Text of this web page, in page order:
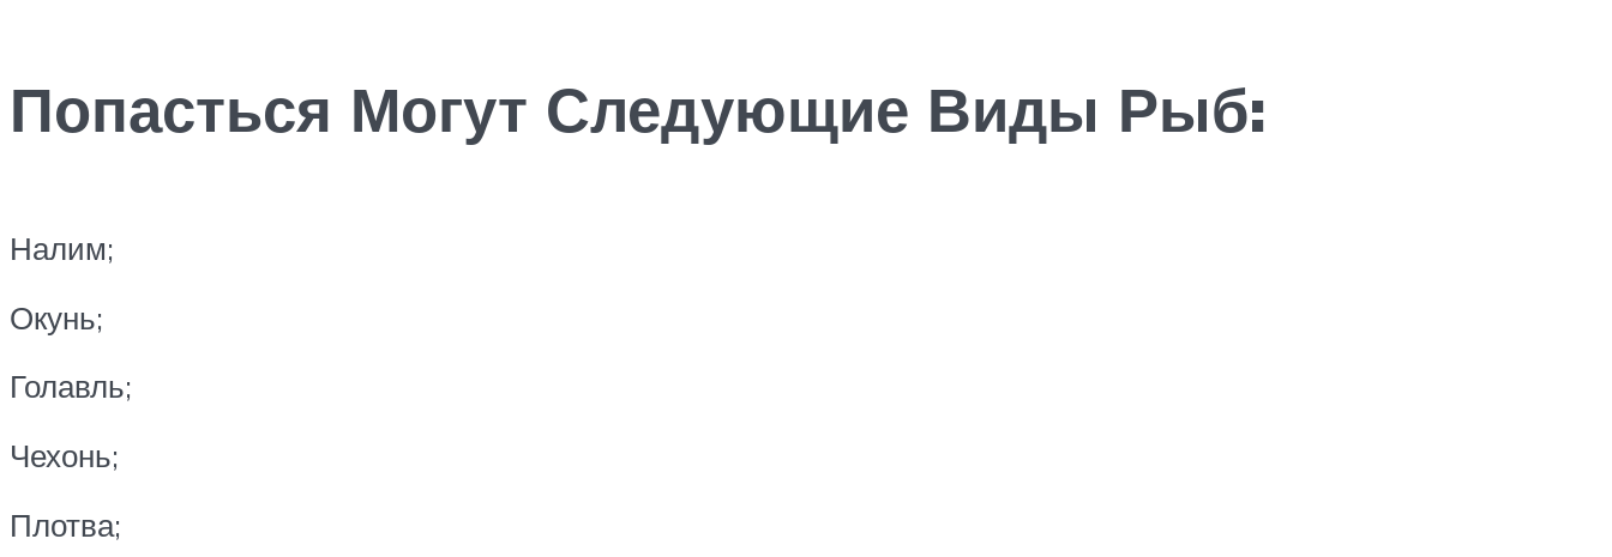
Попасться Могут Следующие Виды Рыб:
Налим;
Окунь;
Голавль;
Чехонь;
Плотва;